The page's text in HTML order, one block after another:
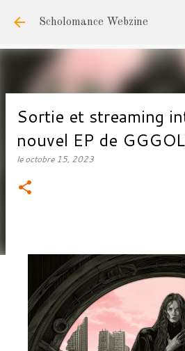
Accéder au
Scholomance Webzine
Sortie et streaming
nouvel EP de
leoctobre 15, 2023